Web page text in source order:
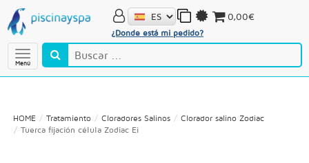
Menú
¿Donde está mi pedido?
0,00€
HOME Tratamiento Cloradores Salinos
Clorador salino Zodiac
Tuerca fijación célula Zodiac Ei